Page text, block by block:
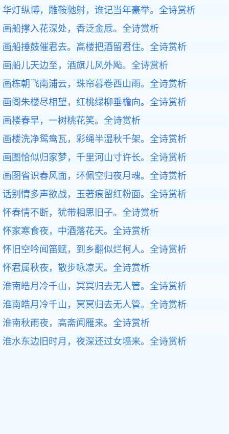
华灯纵博，雕鞍驰射，谁记当年豪举。 全诗赏析
画船撑入花深处，香泛金卮。 全诗赏析
画船捶鼓催君去。高楼把酒留君住。 全诗赏析
画船儿天边至，酒旗儿风外飐。 全诗赏析
画栋朝飞南浦云，珠帘暮卷西山雨。 全诗赏析
画阁朱楼尽相望，红桃绿柳垂檐向。 全诗赏析
画楼春早，一树桃花笑。 全诗赏析
画楼洗净鸳鸯瓦，彩绳半湿秋千架。 全诗赏析
画图恰似归家梦，千里河山寸许长。 全诗赏析
画图省识春风面，环佩空归夜月魂。 全诗赏析
话别情多声欲战，玉著痕留红粉面。 全诗赏析
怀春情不断，犹带相思旧子。 全诗赏析
怀家寒食夜，中酒落花天。 全诗赏析
怀旧空吟闻笛赋，到乡翻似烂柯人。 全诗赏析
怀君属秋夜，散步咏凉天。 全诗赏析
淮南皓月冷千山，冥冥归去无人管。 全诗赏析
淮南皓月冷千山，冥冥归去无人管。 全诗赏析
淮南秋雨夜，高斋闻雁来。 全诗赏析
淮水东边旧时月，夜深还过女墙来。 全诗赏析